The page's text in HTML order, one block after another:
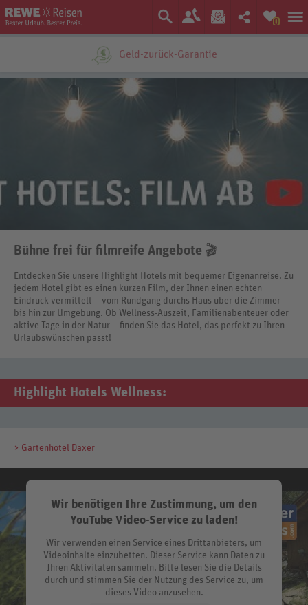
0
Ein Unternehmen der
Bühne frei für filmreife Angebote 🎬
Entdecken Sie unsere Highlight Hotels mit bequemer Eigenanreise. Zu
jedem Hotel gibt es einen kurzen Film, der Ihnen einen echten
Eindruck vermittelt – vom Rundgang durchs Haus über die Zimmer
bis hin zur Umgebung. Ob Wellness-Auszeit, Familienabenteuer oder
aktive Tage in der Natur – finden Sie das Hotel, das perfekt zu Ihren
Urlaubswünschen passt!
Highlight Hotels Wellness:
> Gartenhotel Daxer
Wir benötigen Ihre Zustimmung, um den
YouTube Video-Service zu laden!
Wir verwenden einen Service eines Drittanbieters, um
Videoinhalte einzubetten. Dieser Service kann Daten zu
Ihren Aktivitäten sammeln. Bitte lesen Sie die Details
durch und stimmen Sie der Nutzung des Service zu, um
dieses Video anzusehen.